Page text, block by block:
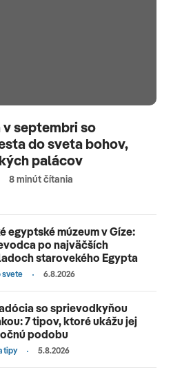
v septembri so
do sveta bohov,
palácov
8 minút čítania
egyptské múzeum v Gíze:
po najväčších
starovekého Egypta
svete 6.8.2026
so sprievodkyňou
7 tipov, ktoré ukážu jej
podobu
tipy 5.8.2026